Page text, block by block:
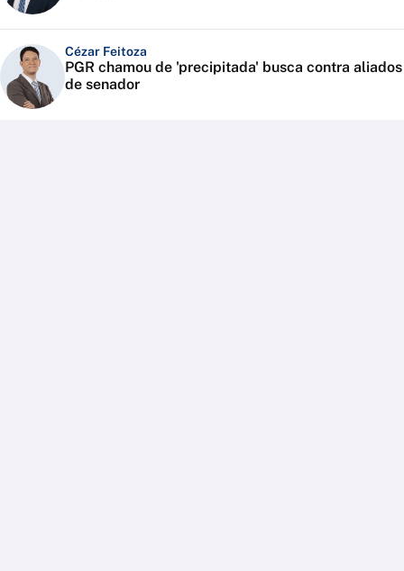
Cézar Feitoza
PGR chamou de 'precipitada' busca contra aliados
de senador